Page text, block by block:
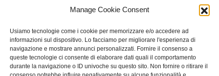
Manage Cookie Consent
Usiamo tecnologie come i cookie per memorizzare e/o accedere ad
informazioni sul dispositivo. Lo facciamo per migliorare l'esperienza di
navigazione e mostrare annunci personalizzati. Fornire il consenso a
queste tecnologie ci consente di elaborare dati quali il comportamento
durante la navigazione o ID univoche su questo sito. Non fornire o ritirare il